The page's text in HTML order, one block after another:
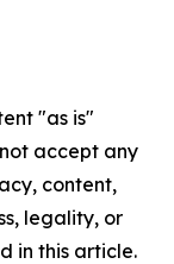
"as is"
accept any
content,
legality, or
in this article.